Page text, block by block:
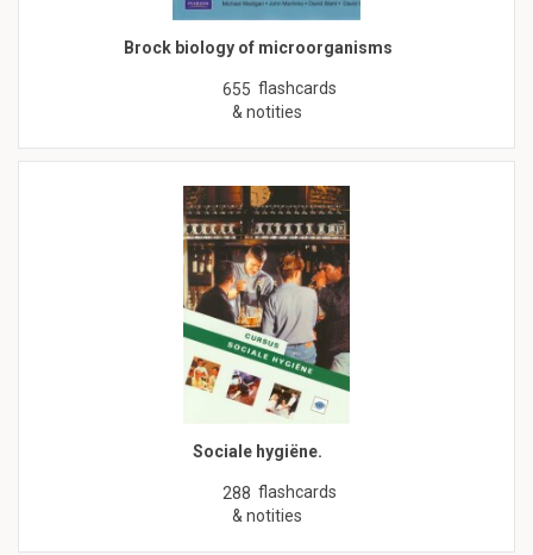
Brock biology of microorganisms
655 flashcards
& notities
Sociale hygiëne.
288 flashcards
& notities